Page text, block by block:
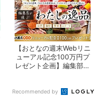
【おとなの週末Webリニ
ューアル記念100万円プ
レゼント企画】編集部が
Recommended by